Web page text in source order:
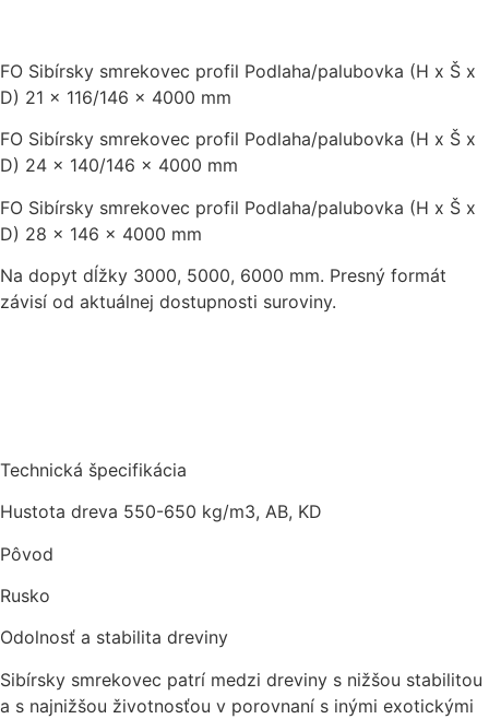
FO Sibírsky smrekovec profil Podlaha/palubovka (H x Š x
D) 21 x 116/146 x 4000 mm
FO Sibírsky smrekovec profil Podlaha/palubovka (H x Š x
D) 24 x 140/146 x 4000 mm
FO Sibírsky smrekovec profil Podlaha/palubovka (H x Š x
D) 28 x 146 x 4000 mm
Na dopyt dĺžky 3000, 5000, 6000 mm. Presný formát
závisí od aktuálnej dostupnosti suroviny.
Technická špecifikácia
Hustota dreva 550-650 kg/m3, AB, KD
Pôvod
Rusko
Odolnosť a stabilita dreviny
Sibírsky smrekovec patrí medzi dreviny s nižšou stabilitou
a s najnižšou životnosťou v porovnaní s inými exotickými